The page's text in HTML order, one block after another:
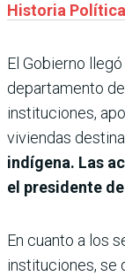
Historia
El Gobierno
departamento
instituciones,
viviendas
indígena. Las
el presidente
En cuanto a los
instituciones, se